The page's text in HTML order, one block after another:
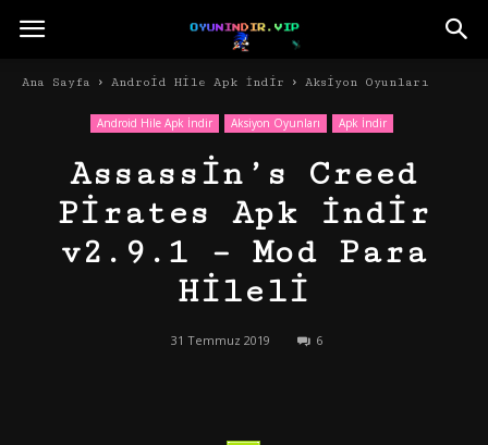
Ana Sayfa Android Hile Apk İndir Aksiyon Oyunları
Android Hile Apk İndir Aksiyon Oyunları Apk İndir
Assassin’s Creed
Pirates Apk İndir
v2.9.1 – Mod Para
Hileli
31 Temmuz 2019 6